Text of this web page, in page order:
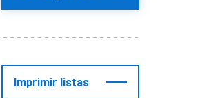
Imprimir listas